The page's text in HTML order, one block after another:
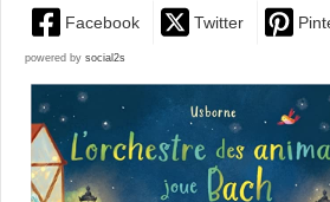
Facebook Twitter
powered by social2s